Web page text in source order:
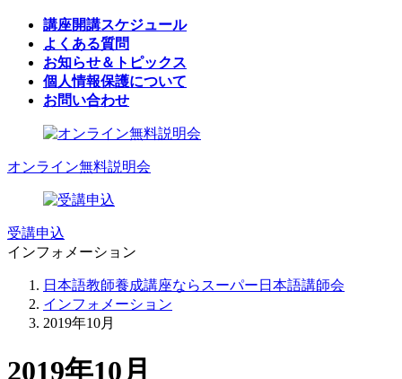
講座開講スケジュール
よくある質問
お知らせ＆トピックス
個人情報保護について
お問い合わせ
オンライン無料説明会
受講申込
インフォメーション
日本語教師養成講座ならスーパー日本語講師会
インフォメーション
2019年10月
2019年10月